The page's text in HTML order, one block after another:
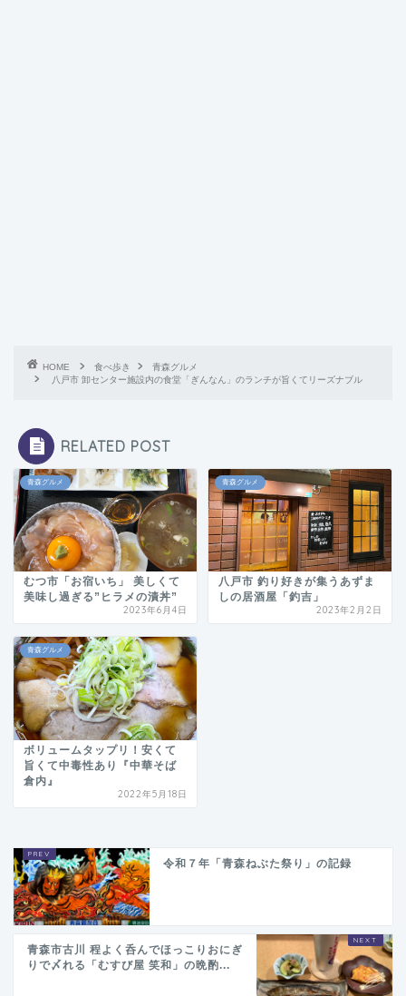
HOME 食べ歩き
青森グルメ
八戸市 卸センター施設内の食堂「ぎんなん」のランチが旨くてリーズナブル
RELATED POST
青森グルメ
むつ市「お宿いち」 美しくて
美味し過ぎる”ヒラメの漬丼”
2023年6月4日
青森グルメ
八戸市 釣り好きが集うあずま
しの居酒屋「釣吉」
2023年2月2日
青森グルメ
ボリュームタップリ！安くて
旨くて中毒性あり『中華そば
倉内』
2022年5月18日
令和７年「青森ねぶた祭り」の記録
青森市古川 程よく呑んでほっこりおにぎ
りで〆れる「むすび屋 笑和」の晩酌...